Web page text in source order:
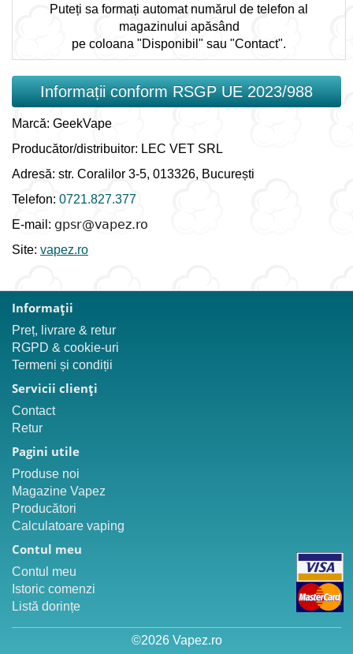
Puteți sa formați automat numărul de telefon al
magazinului apăsând
pe coloana "Disponibil" sau "Contact".
Informații conform RSGP UE 2023/988
Marcă: GeekVape
Producător/distribuitor: LEC VET SRL
Adresă: str. Coralilor 3-5, 013326, București
Telefon: 0721.827.377
E-mail:
Site: vapez.ro
Informaţii
Preț, livrare & retur
RGPD & cookie-uri
Termeni și condiții
Servicii clienţi
Contact
Retur
Pagini utile
Produse noi
Magazine Vapez
Producători
Calculatoare vaping
Contul meu
Contul meu
Istoric comenzi
Listă dorințe
©2026 Vapez.ro